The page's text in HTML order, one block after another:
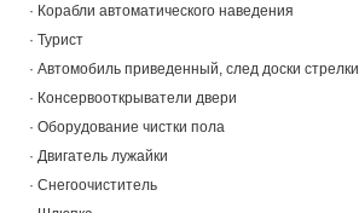
· Корабли автоматического наведения
· Турист
· Автомобиль приведенный, след доски стрелки
· Консервооткрыватели двери
· Оборудование чистки пола
· Двигатель лужайки
· Снегоочиститель